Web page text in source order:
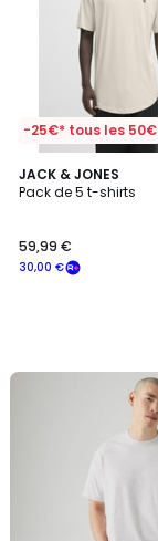
-25€* tous les 50€
JACK & JONES
Pack de 5 t-shirts
30,00 €
59,99 €